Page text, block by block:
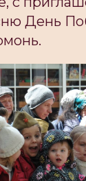
День